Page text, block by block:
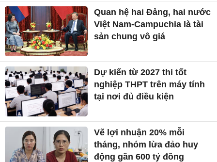
Quan hệ hai Đảng, hai nước
Việt Nam-Campuchia là tài
sản chung vô giá ​
Dự kiến từ 2027 thi tốt
nghiệp THPT trên máy tính
tại nơi đủ điều kiện
Vẽ lợi nhuận 20% mỗi
tháng, nhóm lừa đảo huy
động gần 600 tỷ đồng